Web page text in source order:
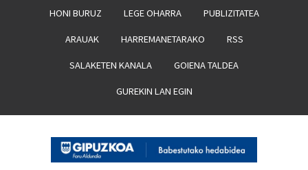
HONI BURUZ LEGE OHARRA PUBLIZITATEA
ARAUAK HARREMANETARAKO RSS
SALAKETEN KANALA GOIENA TALDEA
GUREKIN LAN EGIN